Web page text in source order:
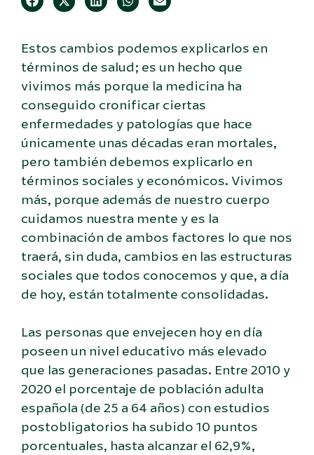
Estos cambios podemos explicarlos en
términos de salud; es un hecho que
vivimos más porque la medicina ha
conseguido cronificar ciertas
enfermedades y patologías que hace
únicamente unas décadas eran mortales,
pero también debemos explicarlo en
términos sociales y económicos. Vivimos
más, porque además de nuestro cuerpo
cuidamos nuestra mente y es la
combinación de ambos factores lo que nos
traerá, sin duda, cambios en las estructuras
sociales que todos conocemos y que, a día
de hoy, están totalmente consolidadas.
Las personas que envejecen hoy en día
poseen un nivel educativo más elevado
que las generaciones pasadas. Entre 2010 y
2020 el porcentaje de población adulta
española (de 25 a 64 años) con estudios
postobligatorios ha subido 10 puntos
porcentuales, hasta alcanzar el 62,9%,